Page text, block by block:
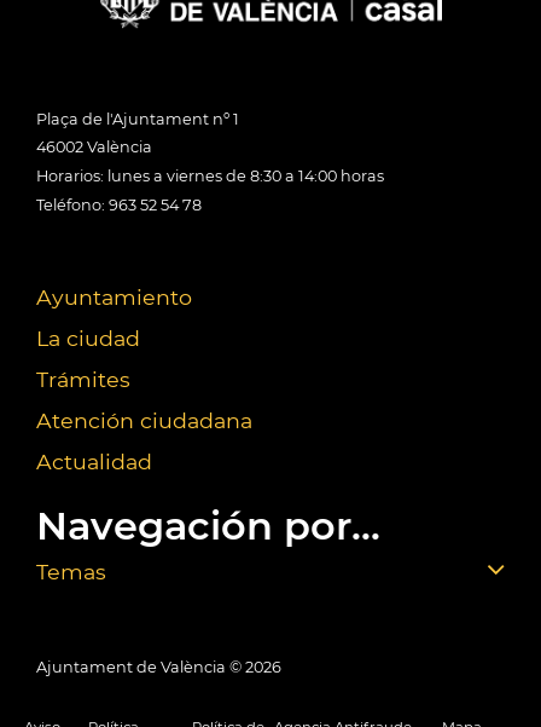
Plaça de l'Ajuntament nº 1
46002 València
Horarios: lunes a viernes de 8:30 a 14:00 horas
Teléfono: 963 52 54 78
Ayuntamiento
La ciudad
Trámites
Atención ciudadana
Actualidad
Navegación por...
Temas
Ajuntament de València © 2026